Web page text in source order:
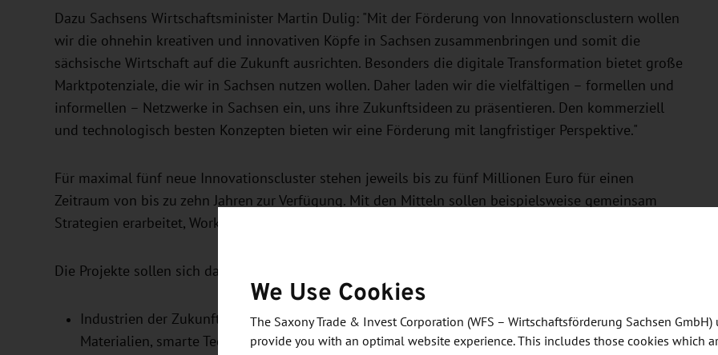
Dazu Sachsens Wirtschaftsminister Martin Dulig: "Mit der Förderung von Innovationsclustern wollen
wir die ohnehin kreativen und innovativen Köpfe in Sachsen zusammenbringen und somit die
sächsische Wirtschaft auf die Zukunft ausrichten. Besonders die digitale Transformation bietet große
Marktpotenziale, die wir in Sachsen nutzen wollen. Daher laden wir die vielfältigen – formellen und
informellen – Netzwerke in Sachsen ein, uns ihre Zukunftsideen zu präsentieren. Den kommerziell
und technologisch besten Konzepten bieten wir eine Förderung mit langfristiger Perspektive."
Für maximal fünf neue Innovationscluster stehen jeweils bis zu fünf Millionen Euro für einen
Zeitraum von bis zu zehn Jahren zur Verfügung. Mit den Mitteln sollen beispielsweise gemeinsam
Strategien erarbeitet, Workshops durchgeführt und die Sichtbarkeit der Cluster erhöht werden.
Die Projekte sollen sich dabei auf eines oder mehrere der folgenden Themenfelder beziehen:
Industrien der Zukunft: energie- und ressourceneffiziente Produktion sowie neue Werkstoffe und
Materialien, smarte Technologien, Kreislaufwirtschaft.
We Use Cookies
The Saxony Trade & Invest Corporation (WFS – Wirtschaftsförderung Sachsen GmbH)
provide you with an optimal website experience. This includes those cookies which